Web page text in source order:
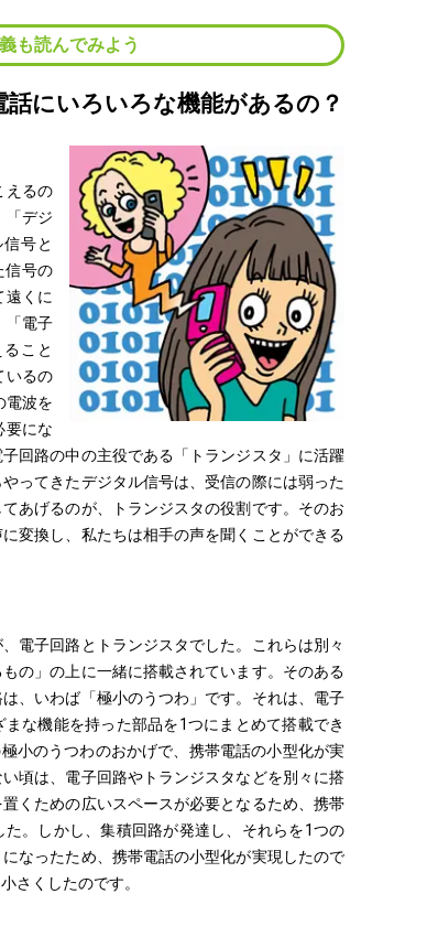
も読んでみよう
にいろいろな機能があるの？
えるの
「デジ
号と
信号の
遠くに
「電子
こと
いるの
電波を
要にな
回路の中の主役である「トランジスタ」に活躍
ってきたデジタル信号は、受信の際には弱った
あげるのが、トランジスタの役割です。そのお
変換し、私たちは相手の声を聞くことができる
電子回路とトランジスタでした。これらは別々
の」の上に一緒に搭載されています。そのある
、いわば「極小のうつわ」です。それは、電子
な機能を持った部品を1つにまとめて搭載でき
小のうつわのおかげで、携帯電話の小型化が実
頃は、電子回路やトランジスタなどを別々に搭
くための広いスペースが必要となるため、携帯
。しかし、集積回路が発達し、それらを1つの
なったため、携帯電話の小型化が実現したので
さくしたのです。